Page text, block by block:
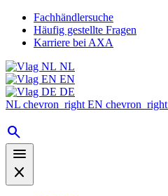
Fachhändlersuche
Häufig gestellte Fragen
Karriere bei AXA
NL
EN
DE
NL chevron_right EN chevron_right
search
menu
close